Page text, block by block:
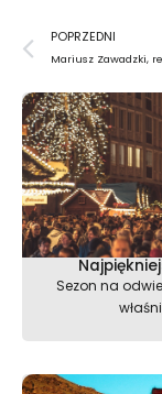
Prev
POPRZEDNI
Sezon na